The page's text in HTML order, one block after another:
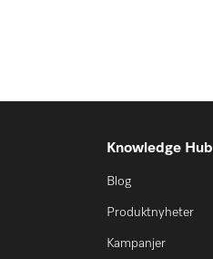
Knowledge Hub
Blog
Produktnyheter
Kampanjer